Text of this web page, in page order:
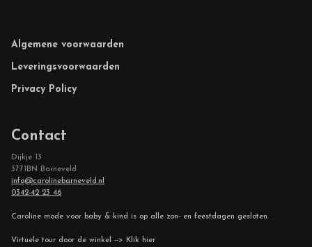
Footer
Algemene voorwaarden
Leveringsvoorwaarden
Privacy Policy
Contact
Dijkje 13
3771BN Barneveld
info@carolinebarneveld.nl
0342-42 23 46
Caroline mode voor baby & kind is op alle zon- en feestdagen gesloten.
Virtuele tour door de winkel --> Klik hier